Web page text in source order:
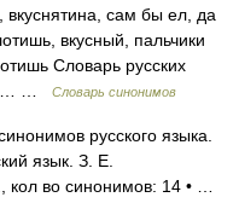
сам бы ел, да
вкусный, пальчики
Словарь русских
…
Словарь синонимов
русского языка.
язык. З. Е.
кол во синонимов: 14 • …